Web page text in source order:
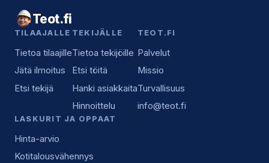
Teot.fi
TILAAJALLE
Tietoa tilaajille
Jätä ilmoitus
Etsi tekijä
TEKIJÄLLE
Tietoa tekijöille
Etsi töitä
Hanki asiakkaita
Hinnoittelu
TEOT.FI
Palvelut
Missio
Turvallisuus
info@teot.fi
LASKURIT JA OPPAAT
Hinta-arvio
Kotitalousvähennys